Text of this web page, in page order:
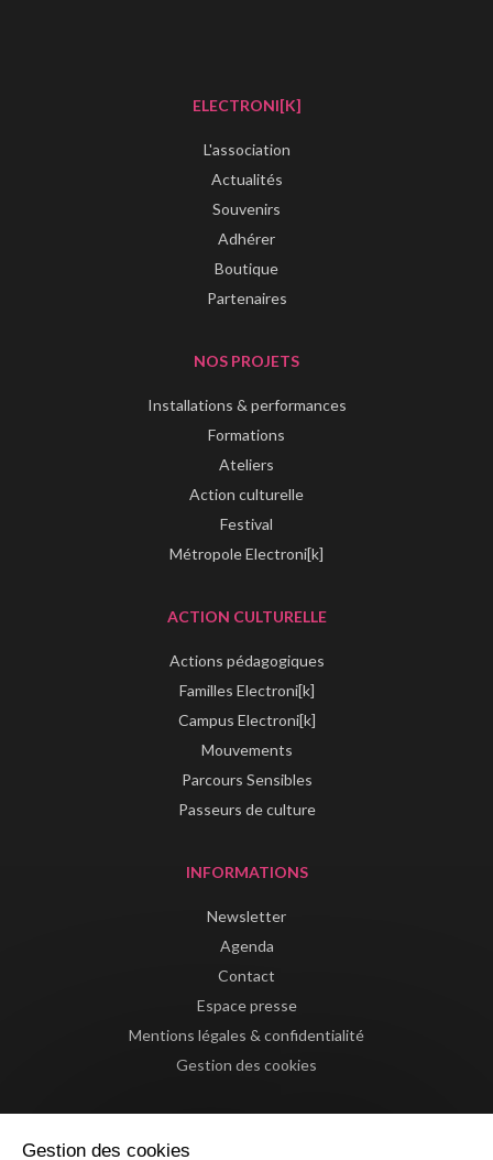
ELECTRONI[K]
L'association
Actualités
Souvenirs
Adhérer
Boutique
Partenaires
NOS PROJETS
Installations & performances
Formations
Ateliers
Action culturelle
Festival
Métropole Electroni[k]
ACTION CULTURELLE
Actions pédagogiques
Familles Electroni[k]
Campus Electroni[k]
Mouvements
Parcours Sensibles
Passeurs de culture
INFORMATIONS
Newsletter
Agenda
Contact
Espace presse
Mentions légales & confidentialité
Gestion des cookies
Gestion des cookies